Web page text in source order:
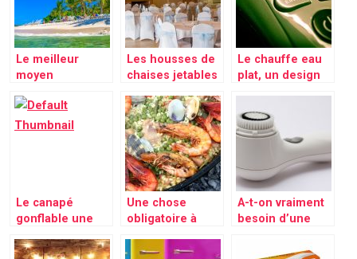
Le meilleur
moyen
bain de soleil en
plastique
Les housses de
chaises jetables
embellissement
et une
décoration
parfaite
Le chauffe eau
plat, un design
utilisation
Le canapé
gonflable une
canapé
Une chose
obligatoire à
une paella
A-t-on vraiment
besoin d’une
nettoyante?